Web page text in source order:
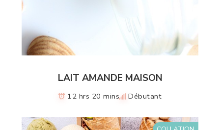
LAIT AMANDE MAISON
12 hrs 20 mins Débutant